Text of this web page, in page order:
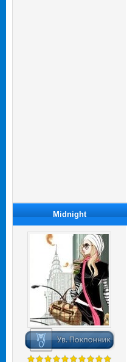
Midnight